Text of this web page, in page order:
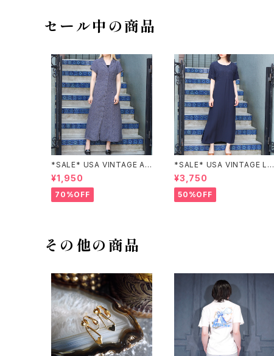
半袖シャツ
セール中の商品
*SALE* USA VINTAGE AN
NEX HALF SLEEVE FLOW
ER PATTERNED ONE PIEC
E/アメリカ古着半袖花柄ワン
ピース
¥1,950
70%OFF
*SALE* USA VINTAGE LIZ
claiborne EMBROIDERY
DESIGN NAVY ONE PIEC
E/アメリカ古着刺繍デザイン
ネイビーワンピース
¥3,750
50%OFF
その他の商品